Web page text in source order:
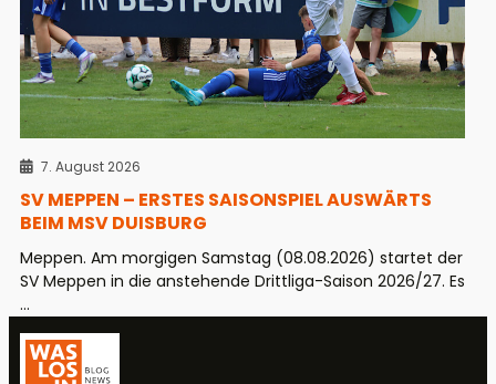
7. August 2026
SV MEPPEN – ERSTES SAISONSPIEL AUSWÄRTS
BEIM MSV DUISBURG
Meppen. Am morgigen Samstag (08.08.2026) startet der
SV Meppen in die anstehende Drittliga-Saison 2026/27. Es
...